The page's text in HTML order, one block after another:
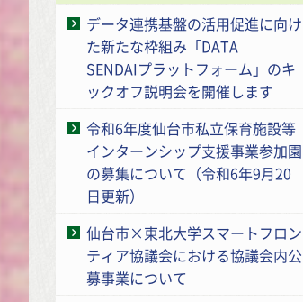
データ連携基盤の活用促進に向け
た新たな枠組み「DATA
SENDAIプラットフォーム」のキ
ックオフ説明会を開催します
令和6年度仙台市私立保育施設等
インターンシップ支援事業参加園
の募集について（令和6年9月20
日更新）
仙台市×東北大学スマートフロン
ティア協議会における協議会内公
募事業について